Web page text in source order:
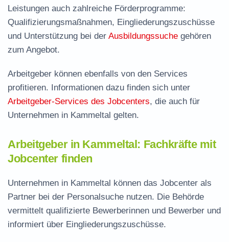
Leistungen auch zahlreiche Förderprogramme:
Qualifizierungsmaßnahmen, Eingliederungszuschüsse
und Unterstützung bei der Ausbildungssuche gehören
zum Angebot.
Arbeitgeber können ebenfalls von den Services
profitieren. Informationen dazu finden sich unter
Arbeitgeber-Services des Jobcenters, die auch für
Unternehmen in Kammeltal gelten.
Arbeitgeber in Kammeltal: Fachkräfte mit
Jobcenter finden
Unternehmen in Kammeltal können das Jobcenter als
Partner bei der Personalsuche nutzen. Die Behörde
vermittelt qualifizierte Bewerberinnen und Bewerber und
informiert über Eingliederungszuschüsse.